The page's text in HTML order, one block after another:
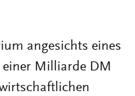
angesichts eines
Milliarde DM